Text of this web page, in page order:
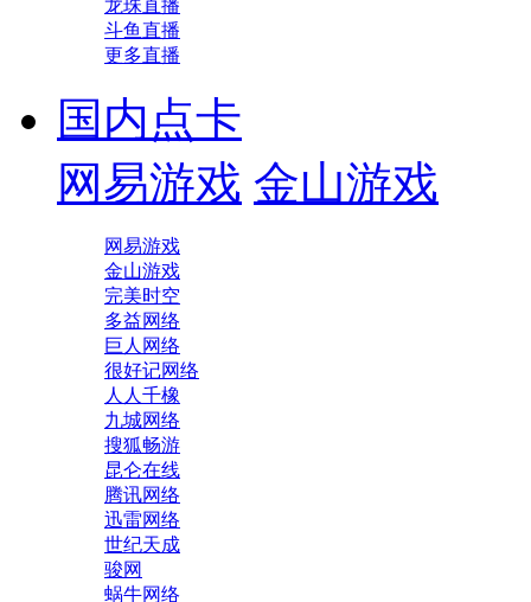
龙珠直播
斗鱼直播
更多直播
国内点卡
网易游戏 金山游戏
网易游戏
金山游戏
完美时空
多益网络
巨人网络
很好记网络
人人千橡
九城网络
搜狐畅游
昆仑在线
腾讯网络
迅雷网络
世纪天成
骏网
蜗牛网络